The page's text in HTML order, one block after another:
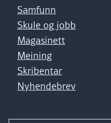
Samfunn
Skule og jobb
Magasinett
Meining
Skribentar
Nyhendebrev